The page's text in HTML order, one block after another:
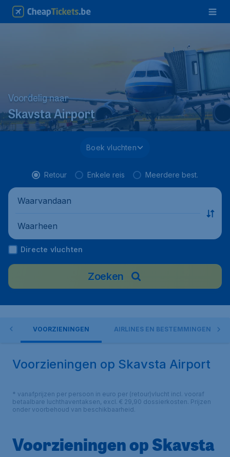
Voordelig naar
Skavsta Airport
Boek vluchten
Retour Enkele reis Meerdere best.
Waarvandaan
Waarheen
Directe vluchten
Zoeken
VOORZIENINGEN AIRLINES EN BESTEMMINGEN
Voorzieningen op Skavsta Airport
* vanafprijzen per persoon in euro per (retour)vlucht incl. vooraf
betaalbare luchthaventaksen, excl. € 29,90 dossierkosten. Prijzen
onder voorbehoud van beschikbaarheid.
Voorzieningen op Skavsta